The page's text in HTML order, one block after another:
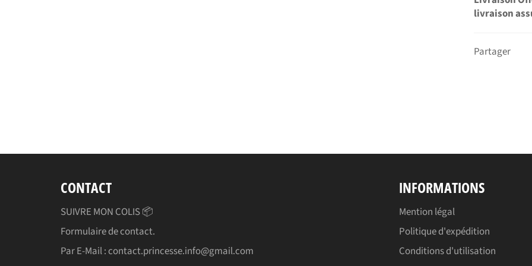
livraison
Partager
CONTACT
SUIVRE MON COLIS 📦
Formulaire de contact.
Par E-Mail : contact.princesse.info@gmail.com
INFORMATIONS
Mention légal
Politique d'expédition
Conditions d'utilisation